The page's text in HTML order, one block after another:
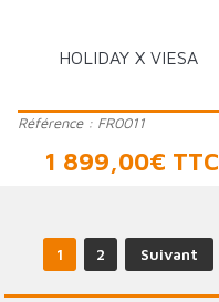
HOLIDAY X VIESA
Référence : FR0011
Prix
1 899,00€ TTC
1 2 Suivant